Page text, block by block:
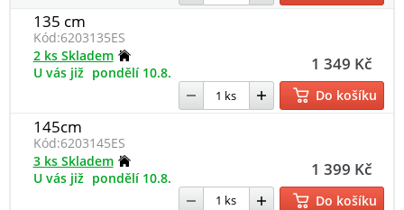
135 cm
Kód:6203135ES
1 349 Kč
2 ks Skladem
U vás již pondělí 10.8.
Do košíku
145cm
Kód:6203145ES
1 399 Kč
3 ks Skladem
U vás již pondělí 10.8.
Do košíku